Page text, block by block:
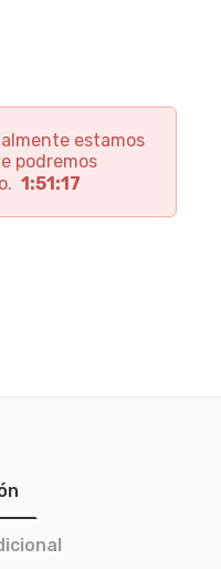
estamos
podremos
1:51:16